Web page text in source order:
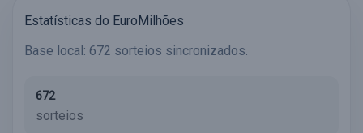
Estatísticas do EuroMilhões
Base local: 672 sorteios sincronizados.
672
sorteios